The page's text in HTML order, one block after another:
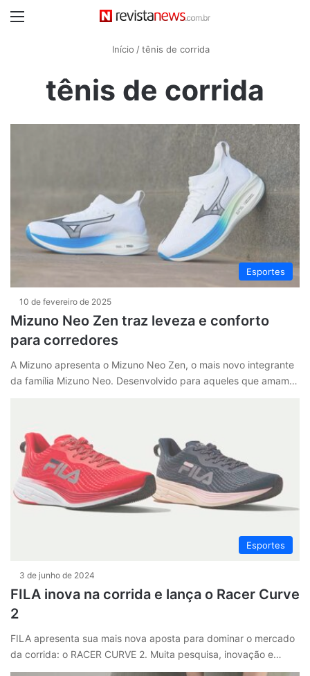
Início /tênis de corrida
tênis de corrida
Esportes
10 de fevereiro de 2025
Mizuno Neo Zen traz leveza e conforto
para corredores
A Mizuno apresenta o Mizuno Neo Zen, o mais novo integrante
da família Mizuno Neo. Desenvolvido para aqueles que amam…
Esportes
3 de junho de 2024
FILA inova na corrida e lança o Racer Curve
2
FILA apresenta sua mais nova aposta para dominar o mercado
da corrida: o RACER CURVE 2. Muita pesquisa, inovação e…